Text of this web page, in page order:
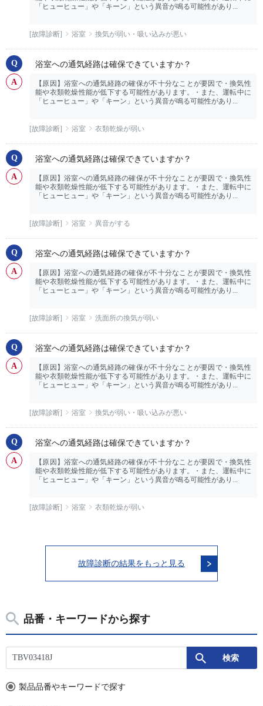
「ヒューヒュー」や「キーン」という異音が鳴る可能性があり...
[故障診断] 浴室 換気が弱い・吸い込みが悪い
浴室への通気経路は確保できていますか？
【原因】浴室への通気経路の確保が不十分なことが要因で・換気性
能や衣類乾燥性能が低下する可能性があります。・また、運転中に
「ヒューヒュー」や「キーン」という異音が鳴る可能性があり...
[故障診断] 浴室 衣類乾燥が弱い
浴室への通気経路は確保できていますか？
【原因】浴室への通気経路の確保が不十分なことが要因で・換気性
能や衣類乾燥性能が低下する可能性があります。・また、運転中に
「ヒューヒュー」や「キーン」という異音が鳴る可能性があり...
[故障診断] 浴室 異音がする
浴室への通気経路は確保できていますか？
【原因】浴室への通気経路の確保が不十分なことが要因で・換気性
能や衣類乾燥性能が低下する可能性があります。・また、運転中に
「ヒューヒュー」や「キーン」という異音が鳴る可能性があり...
[故障診断] 浴室 洗面所の換気が弱い
浴室への通気経路は確保できていますか？
【原因】浴室への通気経路の確保が不十分なことが要因で・換気性
能や衣類乾燥性能が低下する可能性があります。・また、運転中に
「ヒューヒュー」や「キーン」という異音が鳴る可能性があり...
[故障診断] 浴室 換気が弱い・吸い込みが悪い
浴室への通気経路は確保できていますか？
【原因】浴室への通気経路の確保が不十分なことが要因で・換気性
能や衣類乾燥性能が低下する可能性があります。・また、運転中に
「ヒューヒュー」や「キーン」という異音が鳴る可能性があり...
[故障診断] 浴室 衣類乾燥が弱い
故障診断の結果をもっと見る
品番・キーワードから探す
製品品番やキーワードで探す